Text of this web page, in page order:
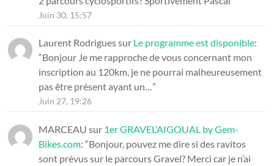
Juin 30, 15:57
Laurent Rodriguessur Le programme est disponible:
“Bonjour Je me rapproche de vous concernant mon
inscription au 120km, je ne pourrai malheureusement
pas être présent ayant un…”
Juin 27, 19:26
MARCEAU sur 1er GRAVEL’AIGOUAL by Gem-
Bikes.com: “Bonjour, pouvez me dire si des ravitos
sont prévus sur le parcours Gravel? Merci car je n’ai